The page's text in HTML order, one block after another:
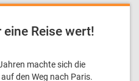
eine Reise wert!
machte sich die
den Weg nach Paris.